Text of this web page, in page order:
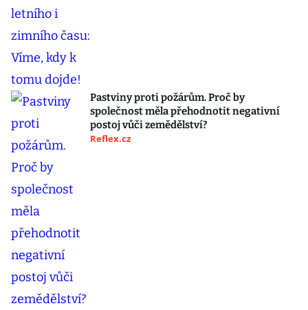
Pastviny proti požárům. Proč by
společnost měla přehodnotit negativní
postoj vůči zemědělství?
Reflex.cz